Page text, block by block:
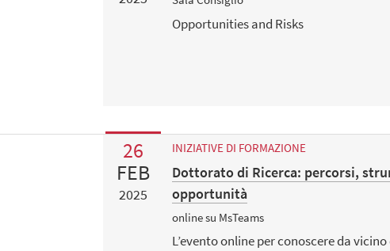
Opportunities and Risks
26
FEB
2025
INIZIATIVE DI FORMAZIONE
Dottorato di Ricerca: percorsi,
opportunità
online su MsTeams
L’evento online per conoscere da